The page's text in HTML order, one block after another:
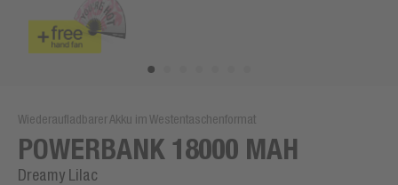
Wiederaufladbarer Akku im Westentaschenformat
POWERBANK 18000 MAH
Dreamy Lilac